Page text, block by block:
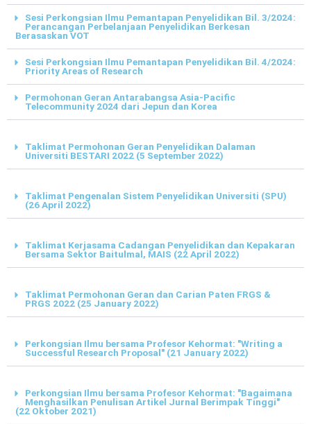
Sesi Perkongsian Ilmu Pemantapan Penyelidikan Bil. 3/2024:
Perancangan Perbelanjaan Penyelidikan Berkesan
Berasaskan VOT
Sesi Perkongsian Ilmu Pemantapan Penyelidikan Bil. 4/2024:
Priority Areas of Research
Permohonan Geran Antarabangsa Asia-Pacific
Telecommunity 2024 dari Jepun dan Korea
Taklimat Permohonan Geran Penyelidikan Dalaman
Universiti BESTARI 2022 (5 September 2022)
Taklimat Pengenalan Sistem Penyelidikan Universiti (SPU)
(26 April 2022)
Taklimat Kerjasama Cadangan Penyelidikan dan Kepakaran
Bersama Sektor Baitulmal, MAIS (22 April 2022)
Taklimat Permohonan Geran dan Carian Paten FRGS &
PRGS 2022 (25 January 2022)
Perkongsian Ilmu bersama Profesor Kehormat: "Writing a
Successful Research Proposal" (21 January 2022)
Perkongsian Ilmu bersama Profesor Kehormat: "Bagaimana
Menghasilkan Penulisan Artikel Jurnal Berimpak Tinggi"
(22 Oktober 2021)